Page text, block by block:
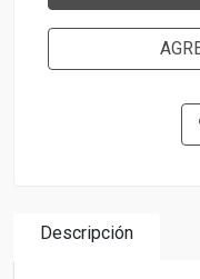
Descripción